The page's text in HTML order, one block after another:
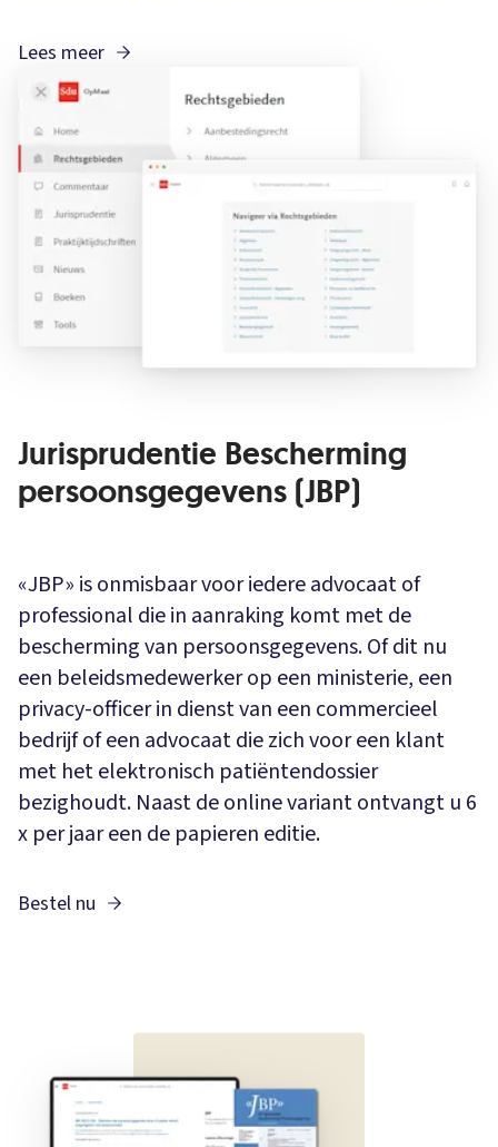
Lees meer
Jurisprudentie Bescherming
persoonsgegevens (JBP)
«JBP» is onmisbaar voor iedere advocaat of
professional die in aanraking komt met de
bescherming van persoonsgegevens. Of dit nu
een beleidsmedewerker op een ministerie, een
privacy-officer in dienst van een commercieel
bedrijf of een advocaat die zich voor een klant
met het elektronisch patiëntendossier
bezighoudt. Naast de online variant ontvangt u 6
x per jaar een de papieren editie.
Bestel nu